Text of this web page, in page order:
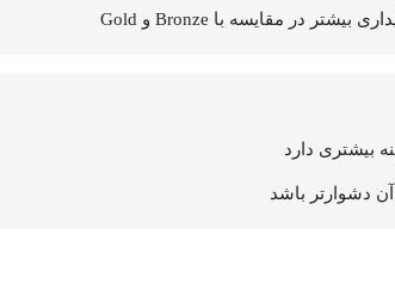
دشوارتر باشد